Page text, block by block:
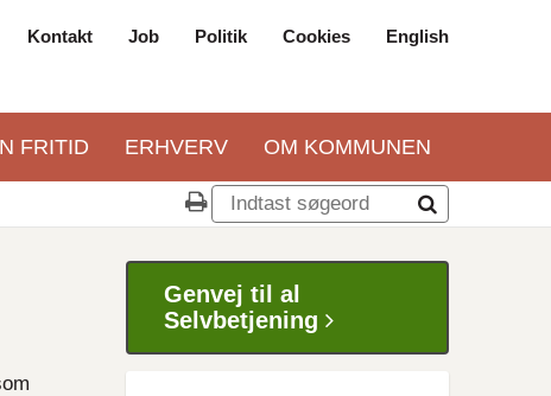
navigation
Kontakt Job Politik Cookies English
FRITID ERHVERV OM KOMMUNEN
Genvej til al
Selvbetjening